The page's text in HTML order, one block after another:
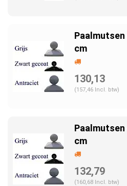
cm
130,13
(157,46 Incl. btw)
cm
132,79
(160,68 Incl. btw)